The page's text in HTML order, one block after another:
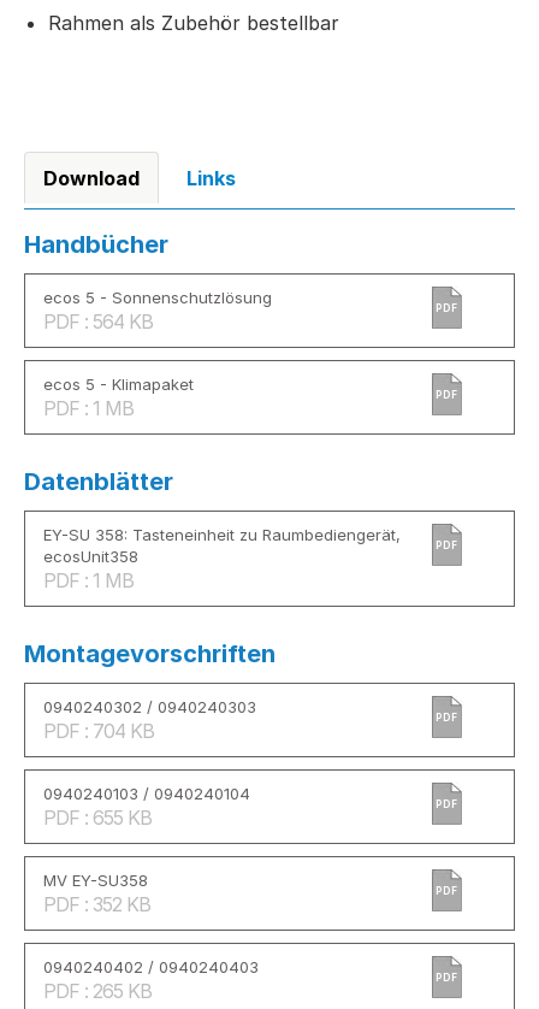
Rahmen als Zubehör bestellbar
Download Links
Handbücher
ecos 5 - Sonnenschutzlösung
PDF : 564 KB
PDF
ecos 5 - Klimapaket
PDF : 1 MB
PDF
Datenblätter
EY-SU 358: Tasteneinheit zu Raumbediengerät,
ecosUnit358
PDF : 1 MB
PDF
Montagevorschriften
0940240302 / 0940240303
PDF : 704 KB
PDF
0940240103 / 0940240104
PDF : 655 KB
PDF
MV EY-SU358
PDF : 352 KB
PDF
0940240402 / 0940240403
PDF : 265 KB
PDF